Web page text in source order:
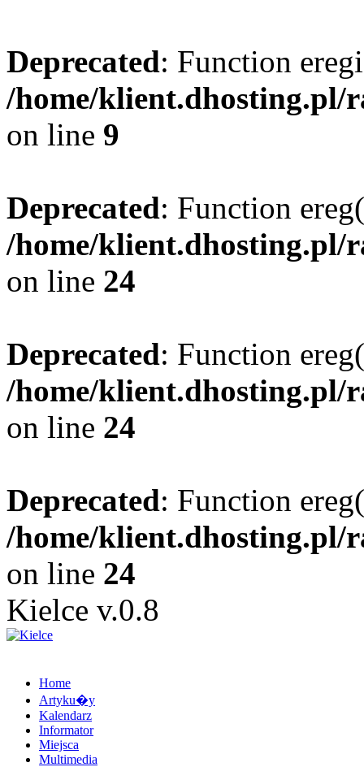
Deprecated: Function
/home/klient.dhosting.pl/
on line 9
Deprecated: Function
/home/klient.dhosting.pl/
on line 24
Deprecated: Function
/home/klient.dhosting.pl/
on line 24
Deprecated: Function
/home/klient.dhosting.pl/
on line 24
Kielce v.0.8
Home
Artyku�y
Kalendarz
Informator
Miejsca
Multimedia